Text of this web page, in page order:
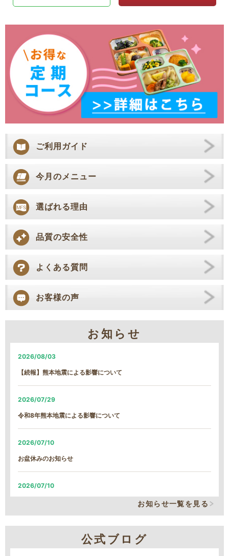
ご利用ガイド
今月のメニュー
選ばれる理由
品質の安全性
よくある質問
お客様の声
お知らせ
2026/08/03
【続報】熊本地震による影響について
2026/07/29
令和8年熊本地震による影響について
2026/07/10
お盆休みのお知らせ
2026/07/10
システム改修による、臨時の営業時間短縮について
2026/06/05
システム改修による、臨時の営業時間短縮について
お知らせ一覧を見る
公式ブログ